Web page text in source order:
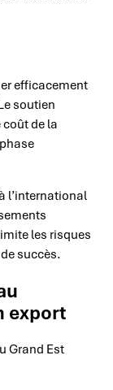
efficacement
soutien
coût de la
l’international
les risques
succès.
export
Grand Est